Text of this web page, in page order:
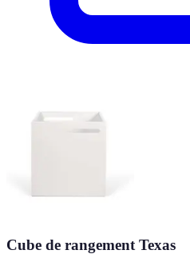
Cube de rangement Texas